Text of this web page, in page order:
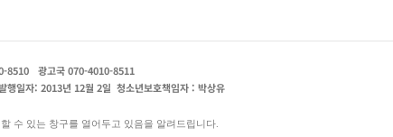
8510
광고국 070-4010-8511
행일자: 2013년 12월 2일 청소년보호책임자 : 박상유
수 있는 창구를 열어두고 있음을 알려드립니다.